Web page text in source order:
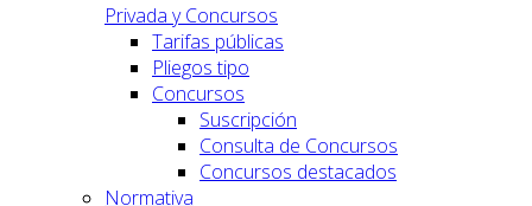
Privada y Concursos
Tarifas públicas
Pliegos tipo
Concursos
Suscripción
Consulta de Concursos
Concursos destacados
Normativa